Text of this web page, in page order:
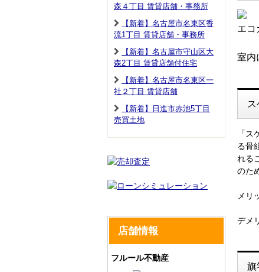
森４丁目 賃貸店舗・事務所
【新着】名古屋市名東区香
流1丁目 賃貸店舗・事務所
【新着】名古屋市守山区大
森2丁目 賃貸店舗付住宅
【新着】名古屋市名東区一
社２丁目 賃貸店舗
【新着】日進市赤池5丁目
売買土地
店舗情報
フルール不動産
エコ
室内
「
る骨
れる
のた
メリ
デメ
旗